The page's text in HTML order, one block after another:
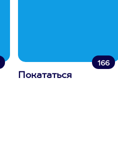
166
Покататься